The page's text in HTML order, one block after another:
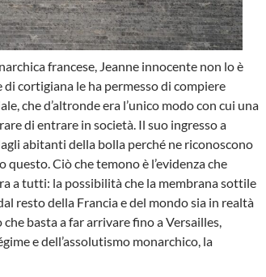
francese, Jeanne innocente non lo è
cortigiana le ha permesso di compiere
che d’altronde era l’unico modo con cui una
di entrare in società. Il suo ingresso a
abitanti della bolla perché ne riconoscono
questo. Ciò che temono è l’evidenza che
a tutti: la possibilità che la membrana sottile
resto della Francia e del mondo sia in realtà
basta a far arrivare fino a Versailles,
e dell’assolutismo monarchico, la